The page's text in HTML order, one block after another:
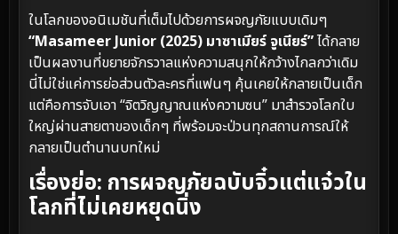
ในโลกของอนิเมชันที่เต็มไปด้วยการผจญภัยแบบเดิมๆ
“Masameer Junior (2025) มาซาเมียร์ จูเนียร์”ได้กลาย
เป็นผลงานที่ขยายจักรวาลแห่งความสนุกให้กว้างไกลกว่าเดิม
นี่ไม่ใช่แค่การย่อส่วนตัวละครที่แฟนๆ คุ้นเคยให้กลายเป็นเด็ก
แต่คือการจับเอา “จิตวิญญาณแห่งความซน” มาสำรวจโลกใบ
ใหญ่ผ่านสายตาของเด็กๆ ที่พร้อมจะป่วนทุกสถานการณ์ให้
กลายเป็นตำนานบทใหม่
เรื่องย่อ: การผจญภัยฉบับจิ๋วแต่แจ๋วใน
โลกที่ไม่เคยหยุดนิ่ง